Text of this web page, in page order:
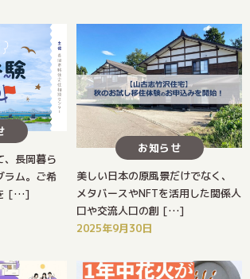
、長岡暮ら
ラム。ご希
[…]
お知らせ
美しい日本の原風景だけでなく、
メタバースやNFTを活用した関係人
口や交流人口の創 […]
2025年9月30日